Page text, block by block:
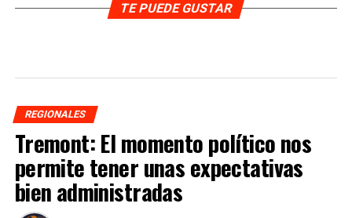
TE PUEDE GUSTAR
REGIONALES
Tremont: El momento político nos
permite tener unas expectativas
bien administradas